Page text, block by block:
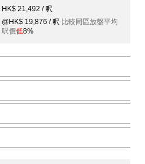
HK$ 21,492 / 呎
@HK$ 19,876 / 呎 比較同區放盤平均
呎價低8%